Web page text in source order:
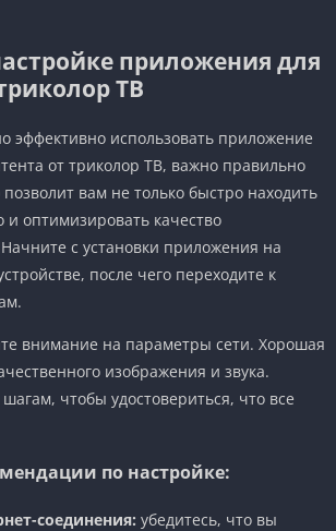
приложения для
ТВ
эффективно использовать приложение
от триколор ТВ, важно правильно
позволит вам не только быстро находить
оптимизировать качество
с установки приложения на
после чего переходите к
внимание на параметры сети. Хорошая
изображения и звука.
чтобы удостовериться, что все
по настройке:
соединения: убедитесь, что вы